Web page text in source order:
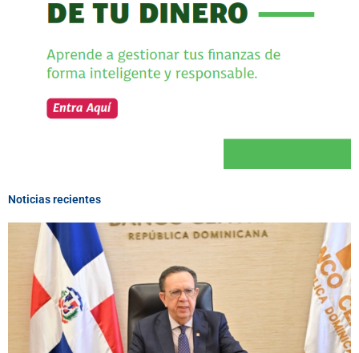
Noticias recientes